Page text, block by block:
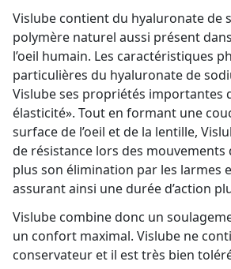
Vislube contient du hyaluronate de
polymère naturel aussi présent
l’oeil humain. Les caractéristiques
particulières du hyaluronate de
Vislube ses propriétés importantes
élasticité». Tout en formant une
surface de l’oeil et de la lentille,
de résistance lors des mouvements
plus son élimination par les larmes
assurant ainsi une durée d’action
Vislube combine donc un
un confort maximal. Vislube ne
conservateur et il est très bien